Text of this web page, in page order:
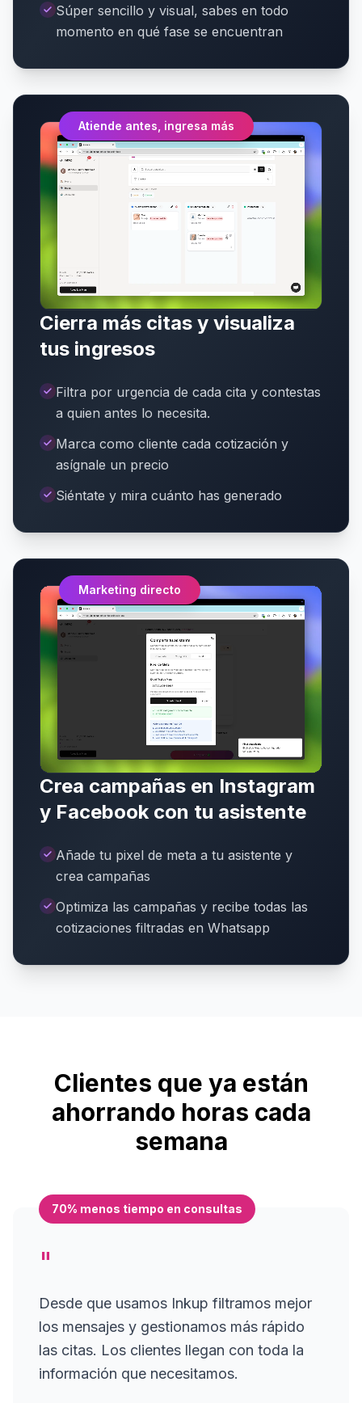
Súper sencillo y visual, sabes en todo
momento en qué fase se encuentran
Atiende antes, ingresa más
Cierra más citas y visualiza
tus ingresos
Filtra por urgencia de cada cita y contestas
a quien antes lo necesita.
Marca como cliente cada cotización y
asígnale un precio
Siéntate y mira cuánto has generado
Marketing directo
Crea campañas en Instagram
y Facebook con tu asistente
Añade tu pixel de meta a tu asistente y
crea campañas
Optimiza las campañas y recibe todas las
cotizaciones filtradas en Whatsapp
Clientes que ya están
ahorrando horas cada
semana
70% menos tiempo en consultas
"
Desde que usamos Inkup filtramos mejor
los mensajes y gestionamos más rápido
las citas. Los clientes llegan con toda la
información que necesitamos.